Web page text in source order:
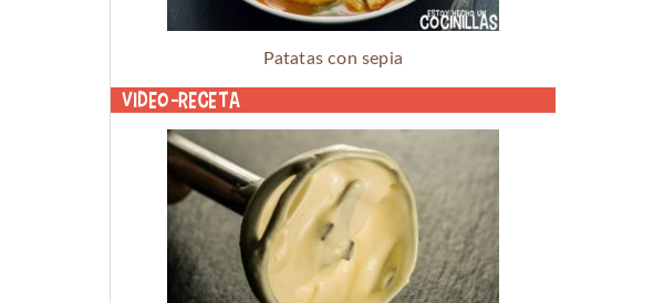
Patatas con sepia
Video-receta